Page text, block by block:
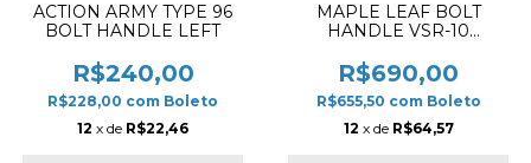
ACTION ARMY TYPE 96
BOLT HANDLE LEFT
R$240,00
R$228,00 com Boleto
12 x de R$22,46
MAPLE LEAF BOLT
HANDLE VSR-10
STEEL LEFT HANDED
R$690,00
R$655,50 com Boleto
12 x de R$64,57